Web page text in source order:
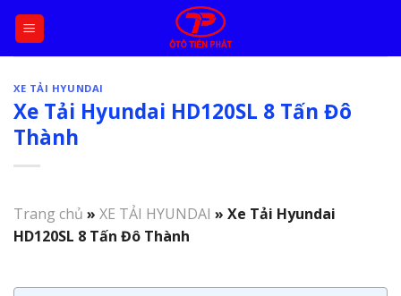
Skip
content
XE TẢI HYUNDAI
Xe Tải Hyundai HD120SL 8 Tấn Đô
Thành
Trang chủ » XE TẢI HYUNDAI » Xe Tải Hyundai
HD120SL 8 Tấn Đô Thành